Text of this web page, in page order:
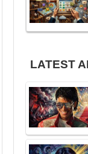
LATEST